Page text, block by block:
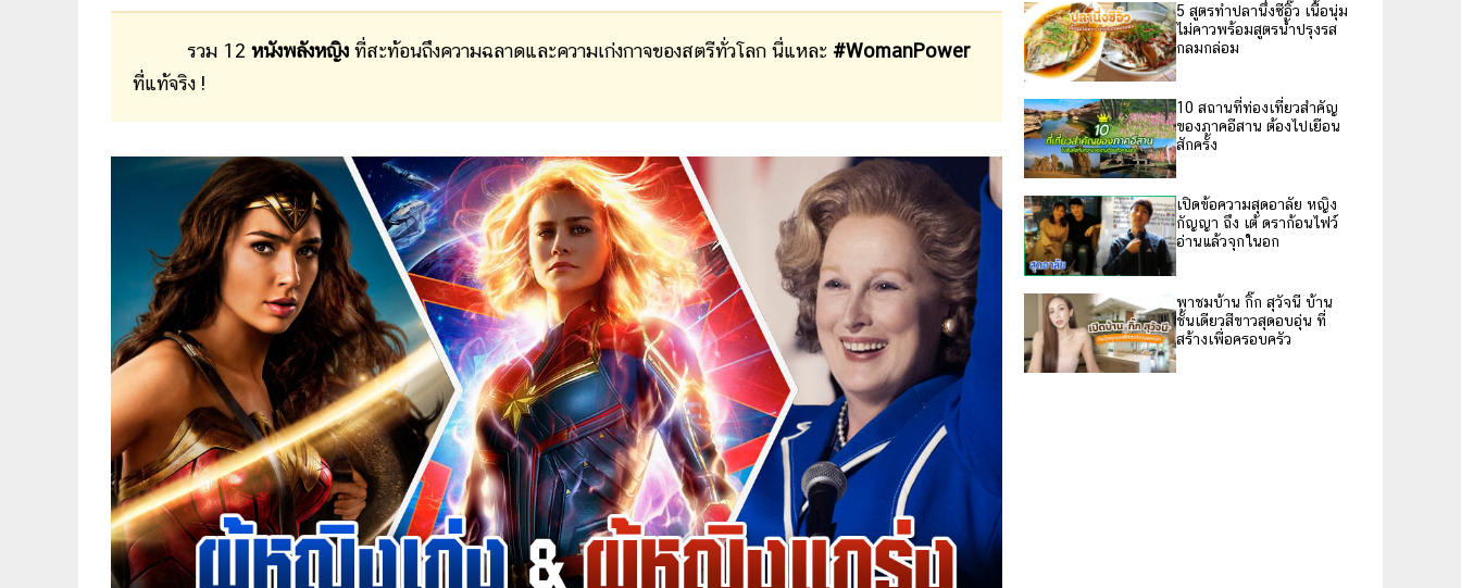
รวม 12 หนังพลังหญิง ที่สะท้อนถึงความฉลาดและความเก่งกาจของสตรีทั่วโลก นี่แหละ #WomanPower
ที่แท้จริง !
5 สูตรทำปลานึ่งซีอิ๊ว เนื้อนุ่ม
ไม่คาวพร้อมสูตรน้ำปรุงรส
กลมกล่อม
10 สถานที่ท่องเที่ยวสำคัญ
ของภาคอีสาน ต้องไปเยือน
สักครั้ง
เปิดข้อความสุดอาลัย หญิง
กัญญา ถึง เต้ ดราก้อนไฟว์
อ่านแล้วจุกในอก
พาชมบ้าน กิ๊ก สุวัจนี บ้าน
ชั้นเดียวสีขาวสุดอบอุ่น ที่
สร้างเพื่อครอบครัว